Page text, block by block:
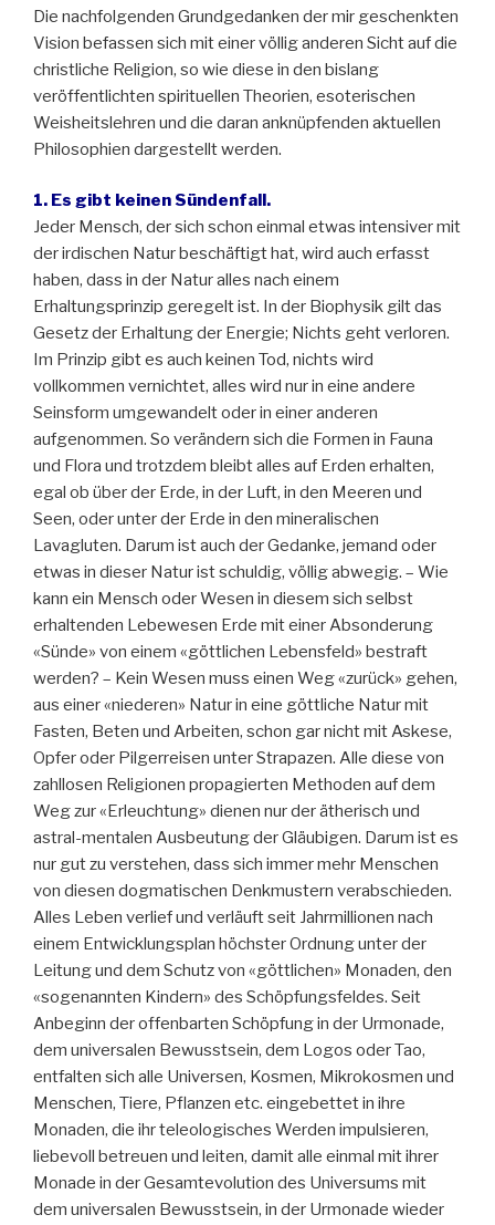
Die nachfolgenden Grundgedanken der mir geschenkten
Vision befassen sich mit einer völlig anderen Sicht auf die
christliche Religion, so wie diese in den bislang
veröffentlichten spirituellen Theorien, esoterischen
Weisheitslehren und die daran anknüpfenden aktuellen
Philosophien dargestellt werden.
1. Es gibt keinen Sündenfall.
Jeder Mensch, der sich schon einmal etwas intensiver mit
der irdischen Natur beschäftigt hat, wird auch erfasst
haben, dass in der Natur alles nach einem
Erhaltungsprinzip geregelt ist. In der Biophysik gilt das
Gesetz der Erhaltung der Energie; Nichts geht verloren.
Im Prinzip gibt es auch keinen Tod, nichts wird
vollkommen vernichtet, alles wird nur in eine andere
Seinsform umgewandelt oder in einer anderen
aufgenommen. So verändern sich die Formen in Fauna
und Flora und trotzdem bleibt alles auf Erden erhalten,
egal ob über der Erde, in der Luft, in den Meeren und
Seen, oder unter der Erde in den mineralischen
Lavagluten. Darum ist auch der Gedanke, jemand oder
etwas in dieser Natur ist schuldig, völlig abwegig. – Wie
kann ein Mensch oder Wesen in diesem sich selbst
erhaltenden Lebewesen Erde mit einer Absonderung
«Sünde» von einem «göttlichen Lebensfeld» bestraft
werden? – Kein Wesen muss einen Weg «zurück» gehen,
aus einer «niederen» Natur in eine göttliche Natur mit
Fasten, Beten und Arbeiten, schon gar nicht mit Askese,
Opfer oder Pilgerreisen unter Strapazen. Alle diese von
zahllosen Religionen propagierten Methoden auf dem
Weg zur «Erleuchtung» dienen nur der ätherisch und
astral-mentalen Ausbeutung der Gläubigen. Darum ist es
nur gut zu verstehen, dass sich immer mehr Menschen
von diesen dogmatischen Denkmustern verabschieden.
Alles Leben verlief und verläuft seit Jahrmillionen nach
einem Entwicklungsplan höchster Ordnung unter der
Leitung und dem Schutz von «göttlichen» Monaden, den
«sogenannten Kindern» des Schöpfungsfeldes. Seit
Anbeginn der offenbarten Schöpfung in der Urmonade,
dem universalen Bewusstsein, dem Logos oder Tao,
entfalten sich alle Universen, Kosmen, Mikrokosmen und
Menschen, Tiere, Pflanzen etc. eingebettet in ihre
Monaden, die ihr teleologisches Werden impulsieren,
liebevoll betreuen und leiten, damit alle einmal mit ihrer
Monade in der Gesamtevolution des Universums mit
dem universalen Bewusstsein, in der Urmonade wieder